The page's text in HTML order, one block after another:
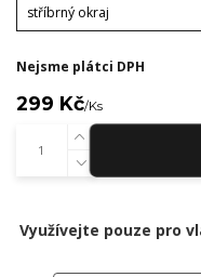
Nejsme plátci DPH
299 Kč/Ks
Využívejte pouze pro